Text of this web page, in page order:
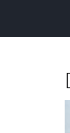
contenido